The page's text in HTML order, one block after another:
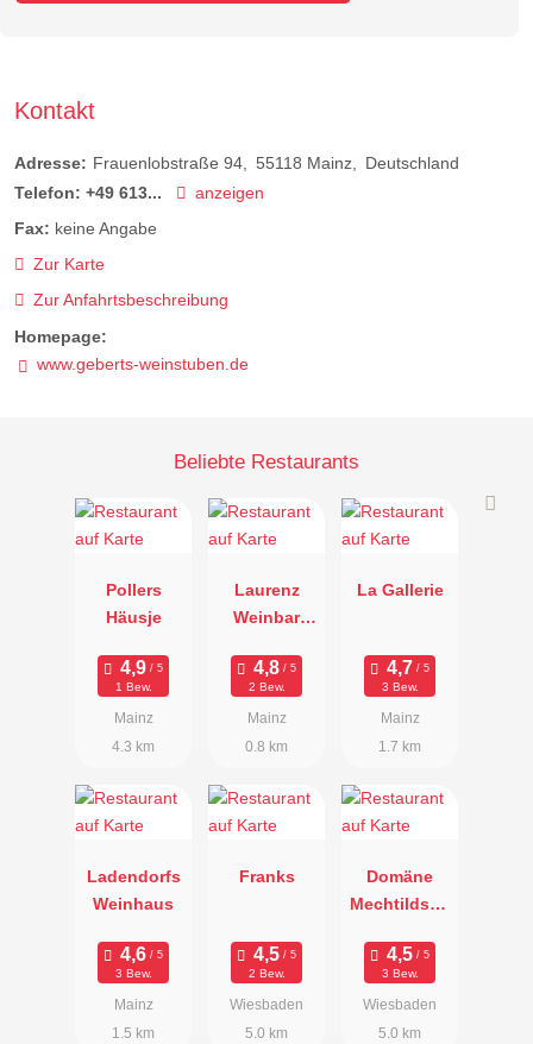
Kontakt
Adresse: Frauenlobstraße 94 55118 Mainz
Deutschland
Telefon: +49 613...
anzeigen
Fax: keine Angabe
Zur Karte
Zur Anfahrtsbeschreibung
Homepage:
www.geberts-weinstuben.de
Beliebte Restaurants
Pollers
Häusje
1 Bew.
Mainz
4.3 km
Laurenz
Weinbar
Vinothek
2 Bew.
Mainz
0.8 km
La Gallerie
3 Bew.
Mainz
1.7 km
Ladendorfs
Weinhaus
3 Bew.
Mainz
1.5 km
Franks
2 Bew.
Wiesbaden
5.0 km
Domäne
Mechtildsha
3 Bew.
Wiesbaden
5.0 km